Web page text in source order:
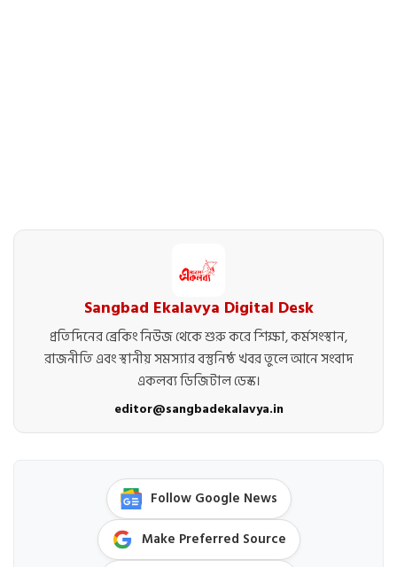
Sangbad Ekalavya Digital Desk
প্রতিদিনের ব্রেকিং নিউজ থেকে শুরু করে শিক্ষা, কর্মসংস্থান,
রাজনীতি এবং স্থানীয় সমস্যার বস্তুনিষ্ঠ খবর তুলে আনে সংবাদ
একলব্য ডিজিটাল ডেস্ক।
editor@sangbadekalavya.in
Follow Google News
Make Preferred Source